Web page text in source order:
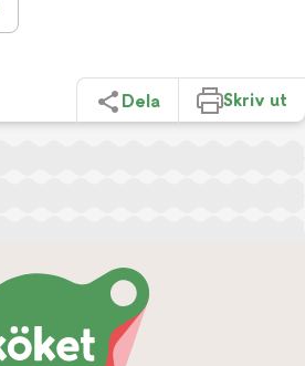
Dela Skriv ut